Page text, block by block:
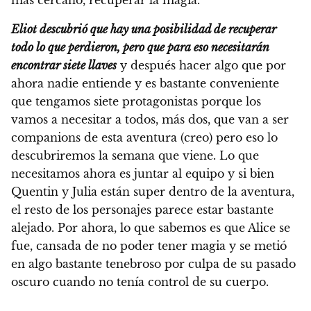
Eliot descubrió que hay una posibilidad de recuperar
todo lo que perdieron, pero que para eso necesitarán
encontrar siete llavesy después hacer algo que por
ahora nadie entiende y es bastante conveniente
que tengamos siete protagonistas porque los
vamos a necesitar a todos, más dos, que van a ser
companions de esta aventura (creo) pero eso lo
descubriremos la semana que viene. Lo que
necesitamos ahora es juntar al equipo y si bien
Quentin y Julia están super dentro de la aventura,
el resto de los personajes parece estar bastante
alejado. Por ahora, lo que sabemos es que Alice se
fue, cansada de no poder tener magia y se metió
en algo bastante tenebroso por culpa de su pasado
oscuro cuando no tenía control de su cuerpo.